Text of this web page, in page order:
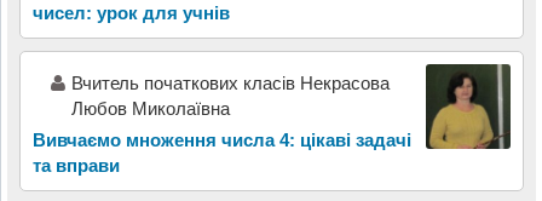
чисел: урок для учнів
Вчитель початкових класів Некрасова
Любов Миколаївна
Вивчаємо множення числа 4: цікаві задачі
та вправи